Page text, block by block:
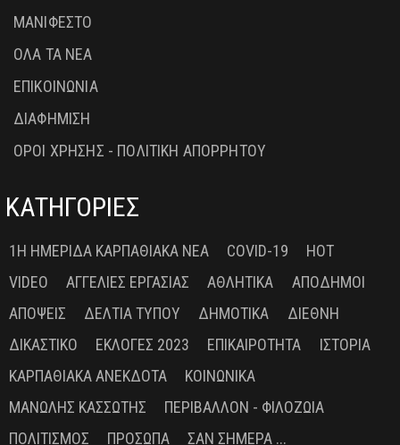
ΜΑΝΙΦΕΣΤΟ
ΟΛΑ ΤΑ ΝΕΑ
ΕΠΙΚΟΙΝΩΝΙΑ
ΔΙΑΦΗΜΙΣΗ
ΟΡΟΙ ΧΡΗΣΗΣ - ΠΟΛΙΤΙΚΗ ΑΠΟΡΡΗΤΟΥ
ΚΑΤΗΓΟΡΙΕΣ
1Η ΗΜΕΡΊΔΑ ΚΑΡΠΑΘΙΑΚΆ ΝΈΑ COVID-19
HOT
VIDEO
ΑΓΓΕΛΊΕΣ ΕΡΓΑΣΊΑΣ ΑΘΛΗΤΙΚΆ
ΑΠΌΔΗΜΟΙ
ΑΠΌΨΕΙΣ
ΔΕΛΤΊΑ ΤΎΠΟΥ ΔΗΜΟΤΙΚΆ
ΔΙΕΘΝΉ
ΔΙΚΑΣΤΙΚΌ
ΕΚΛΟΓΈΣ 2023 ΕΠΙΚΑΙΡΌΤΗΤΑ
ΙΣΤΟΡΊΑ
ΚΑΡΠΑΘΙΑΚΆ ΑΝΈΚΔΟΤΑ
ΚΟΙΝΩΝΙΚΆ
ΜΑΝΏΛΗΣ ΚΑΣΣΏΤΗΣ
ΠΕΡΙΒΆΛΛΟΝ - ΦΙΛΟΖΩΊΑ
ΠΟΛΙΤΙΣΜΌΣ
ΠΡΌΣΩΠΑ ΣΑΝ ΣΉΜΕΡΑ ...